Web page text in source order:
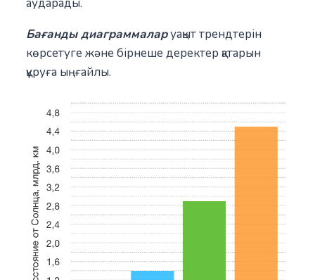
аударады.
Бағанды диаграммаларуақыт трендтерін
көрсетуге және бірнеше деректер қатарын
құруға ыңғайлы.